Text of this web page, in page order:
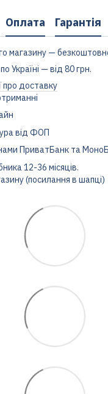
Оплата Гарантія
магазину —
Україні — від 80 грн.
про доставку
від ФОП
ПриватБанк та
12-36 місяців.
(посилання в шапці)